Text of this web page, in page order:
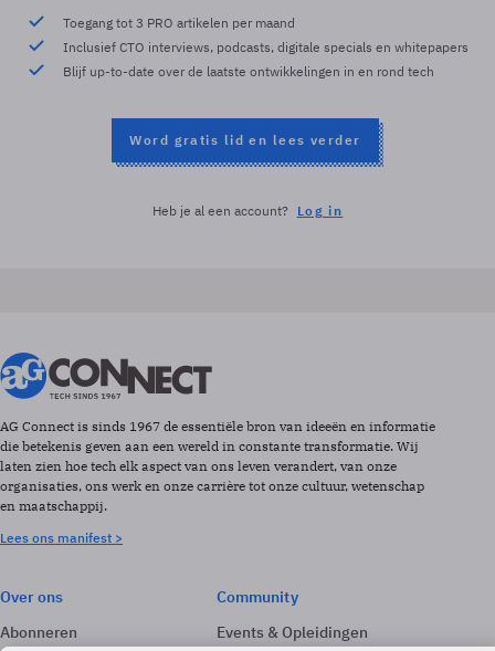
Toegang tot 3 PRO artikelen per maand
Inclusief CTO interviews, podcasts, digitale specials en whitepapers
Blijf up-to-date over de laatste ontwikkelingen in en rond tech
Word gratis lid en lees verder
Heb je al een account? Log in
AG Connect is sinds 1967 de essentiële bron van ideeën en informatie
die betekenis geven aan een wereld in constante transformatie. Wij
laten zien hoe tech elk aspect van ons leven verandert, van onze
organisaties, ons werk en onze carrière tot onze cultuur, wetenschap
en maatschappij.
Lees ons manifest >
Over ons
Abonneren
Community
Events & Opleidingen